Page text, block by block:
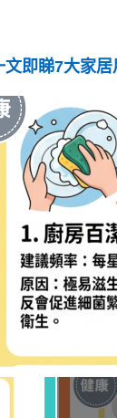
即睇7大家